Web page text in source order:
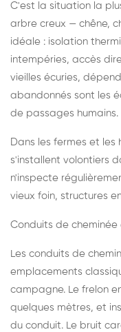
C'est la situation la
arbre creux — chêne,
idéale : isolation
intempéries, accès
vieilles écuries,
abandonnés sont les
de passages humains.
Dans les fermes et les
s'installent volontiers
n'inspecte
vieux foin, structures
Conduits de
Les conduits de
emplacements
campagne. Le frelon
quelques mètres, et
du conduit. Le bruit